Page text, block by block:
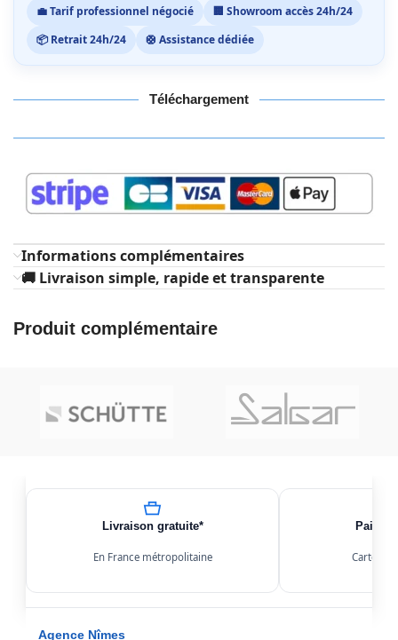
💼 Tarif professionnel négocié
🏢 Showroom accès 24h/24
📦 Retrait 24h/24
🛟 Assistance dédiée
Téléchargement
Informations complémentaires
🚚 Livraison simple, rapide et transparente
Produit complémentaire
Livraison gratuite*
En France métropolitaine Carte,
Agence Nîmes